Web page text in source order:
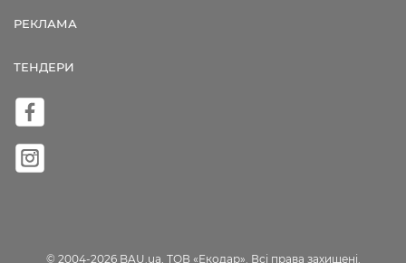
РЕКЛАМА
ТЕНДЕРИ
© 2004-2026 BAU.ua, ТОВ «Екодар». Всі права захищені.